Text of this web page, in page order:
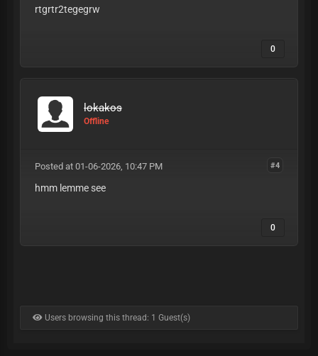
rtgrtr2tegegrw
0
lokakos
Offline
#4
Posted at 01-06-2026, 10:47 PM
hmm lemme see
0
Users browsing this thread: 1 Guest(s)